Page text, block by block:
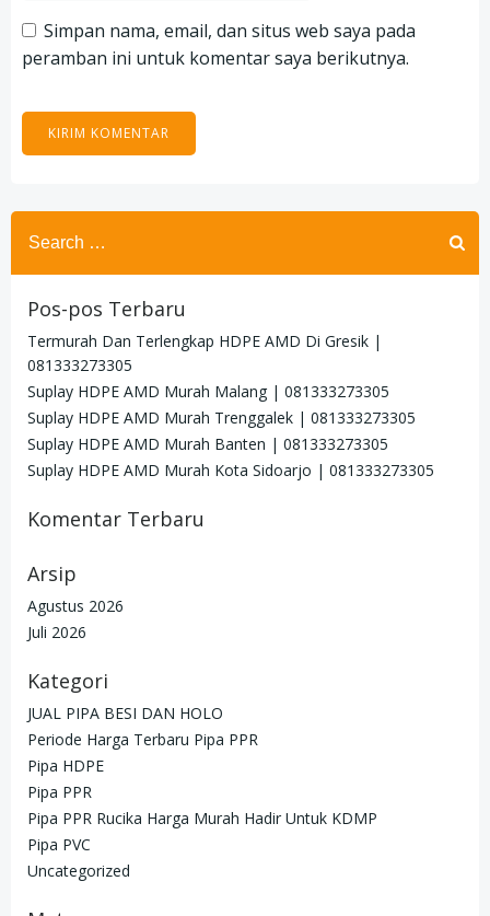
Simpan nama, email, dan situs web saya pada
peramban ini untuk komentar saya berikutnya.
Search
for:
Pos-pos Terbaru
Termurah Dan Terlengkap HDPE AMD Di Gresik |
081333273305
Suplay HDPE AMD Murah Malang | 081333273305
Suplay HDPE AMD Murah Trenggalek | 081333273305
Suplay HDPE AMD Murah Banten | 081333273305
Suplay HDPE AMD Murah Kota Sidoarjo | 081333273305
Komentar Terbaru
Arsip
Agustus 2026
Juli 2026
Kategori
JUAL PIPA BESI DAN HOLO
Periode Harga Terbaru Pipa PPR
Pipa HDPE
Pipa PPR
Pipa PPR Rucika Harga Murah Hadir Untuk KDMP
Pipa PVC
Uncategorized